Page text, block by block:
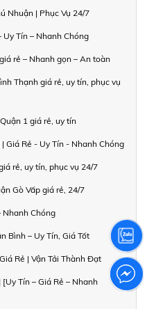
Nhuận | Phục Vụ 24/7
Uy Tín – Nhanh Chóng
rẻ – Nhanh gọn – An toàn
Thạnh giá rẻ, uy tín, phục vụ
1 giá rẻ, uy tín
Giá Rẻ - Uy Tín - Nhanh Chóng
rẻ, uy tín, phục vụ 24/7
Gò Vấp giá rẻ, 24/7
Nhanh Chóng
Bình – Uy Tín, Giá Tốt
Rẻ | Vận Tải Thành Đạt
[Uy Tín – Giá Rẻ – Nhanh